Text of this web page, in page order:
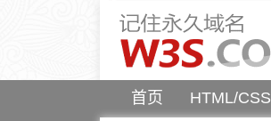
首页 HTML/CSS